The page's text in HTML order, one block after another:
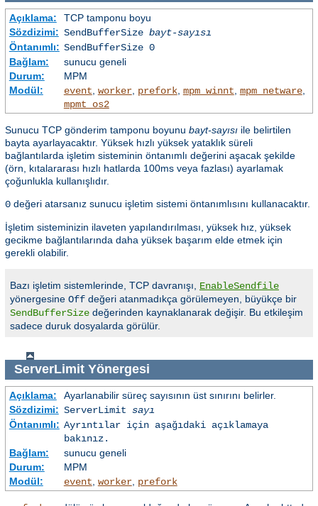
Açıklama:
TCP tamponu boyu
Sözdizimi: SendBufferSize bayt-sayısı
Öntanımlı: SendBufferSize 0
Bağlam:
sunucu geneli
Durum:
MPM
Modül:
event worker, prefork, mpm_winnt mpm_netware,
mpmt_os2
Sunucu TCP gönderim tamponu boyunu bayt-sayısı ile belirtilen
bayta ayarlayacaktır. Yüksek hızlı yüksek yataklık süreli
bağlantılarda işletim sisteminin öntanımlı değerini aşacak şekilde
(örn, kıtalararası hızlı hatlarda 100ms veya fazlası) ayarlamak
çoğunlukla kullanışlıdır.
0 değeri atarsanız sunucu işletim sistemi öntanımlısını kullanacaktır.
İşletim sisteminizin ilaveten yapılandırılması, yüksek hız, yüksek
gecikme bağlantılarında daha yüksek başarım elde etmek için
gerekli olabilir.
Bazı işletim sistemlerinde, TCP davranışı, EnableSendfile
yönergesine Off değeri atanmadıkça görülemeyen, büyükçe bir
SendBufferSize değerinden kaynaklanarak değişir. Bu etkileşim
sadece duruk dosyalarda görülür.
ServerLimitYönergesi
Açıklama:
Ayarlanabilir süreç sayısının üst sınırını belirler.
Sözdizimi: ServerLimit sayı
Öntanımlı: Ayrıntılar için aşağıdaki açıklamaya
bakınız.
Bağlam:
sunucu geneli
Durum:
MPM
Modül:
event worker, prefork